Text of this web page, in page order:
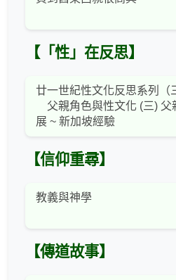
【「性」在反思】
廿一世紀性文化反思系列（
父親角色與性文化 (三) 父
展 ~ 新加坡經驗
【信仰重尋】
教義與神學
【傳道故事】